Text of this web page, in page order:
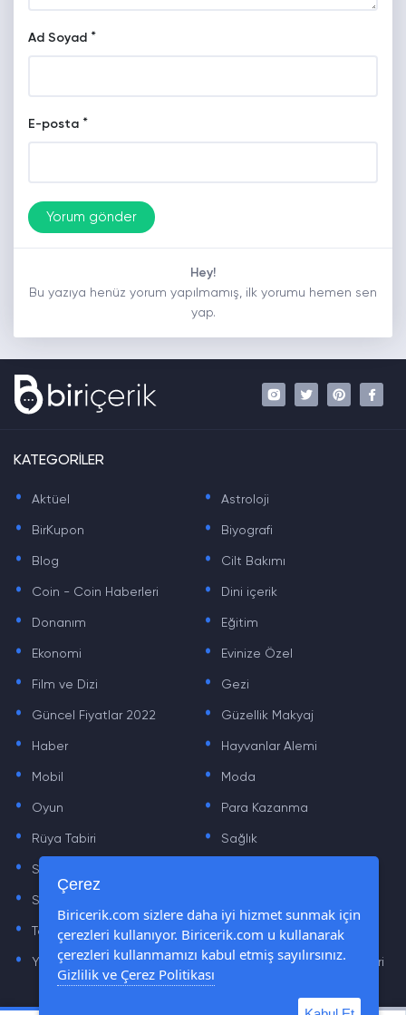
Ad Soyad *
E-posta *
Hey!
Bu yazıya henüz yorum yapılmamış, ilk yorumu hemen sen
yap.
KATEGORİLER
. Aktüel . Astroloji
. BirKupon . Biyografi
. Blog . Cilt Bakımı
. Coin - Coin Haberleri . Dini içerik
. Donanım . Eğitim
. Ekonomi . Evinize Özel
. Film ve Dizi . Gezi
. Güncel Fiyatlar 2022 . Güzellik Makyaj
. Haber . Hayvanlar Alemi
. Mobil . Moda
. Oyun . Para Kazanma
. Rüya Tabiri . Sağlık
. Sinema .
. Sözler
. Teknoloji Haberleri . Yaşam
. Yazılım Haberleri . Yiyecek Önerileri ve Tarifleri
Çerez
Biricerik.com sizlere daha iyi hizmet sunmak için
çerezleri kullanıyor. Biricerik.com u kullanarak
çerezleri kullanmamızı kabul etmiş sayılırsınız.
Gizlilik ve Çerez Politikası